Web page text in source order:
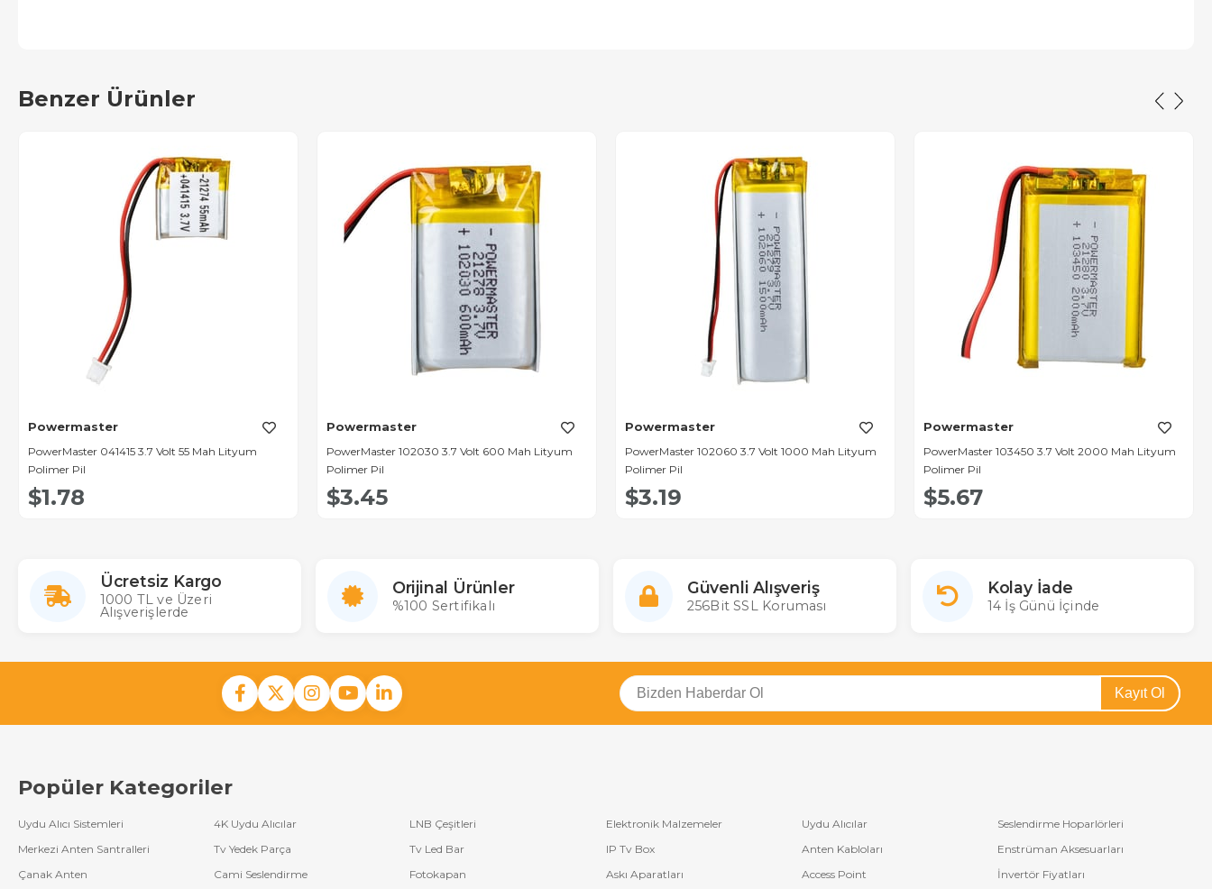
Benzer Ürünler
Powermaster
PowerMaster 041415 3.7 Volt 55 Mah Lityum
Polimer Pil
$1.78
Powermaster
PowerMaster 102030 3.7 Volt 600 Mah Lityum
Polimer Pil
$3.45
Powermaster
PowerMaster 102060 3.7 Volt 1000 Mah Lityum
Polimer Pil
$3.19
Powermaster
PowerMaster 103450 3.7 Volt 2000 Mah Lityum
Polimer Pil
$5.67
Ücretsiz Kargo
1000 TL ve Üzeri
Alışverişlerde
Orijinal Ürünler
%100 Sertifikalı
Güvenli Alışveriş
256Bit SSL Koruması
Kolay İade
14 İş Günü İçinde
Kayıt Ol
Popüler Kategoriler
Uydu Alıcı Sistemleri 4K Uydu Alıcılar LNB Çeşitleri Elektronik Malzemeler Uydu Alıcılar
Seslendirme Hoparlörleri
Merkezi Anten Santralleri
Tv Yedek Parça Tv Led Bar IP Tv Box Anten Kabloları
Enstrüman Aksesuarları
Çanak Anten
Cami Seslendirme Fotokapan Askı Aparatları Access Point İnvertör Fiyatları